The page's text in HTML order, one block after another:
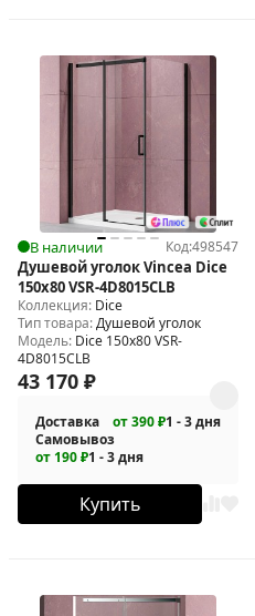
В наличии Код:498547
Душевой уголок Vincea Dice
150x80 VSR-4D8015CLB
Коллекция: Dice
Тип товара:Душевой уголок
Модель: Dice 150x80 VSR-
4D8015CLB
43 170 ₽
Доставка от 390 ₽1 - 3 дня
Самовывоз
от 190 ₽1 - 3 дня
Купить